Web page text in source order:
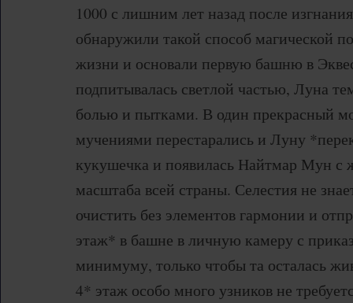
1000 с лишним лет назад после
обнаружили такой способ магической
жизни и основали первую башню в
подпитывалась светлой частью, Луна
болью и пытками. В один прекрасный
мучениями перестарались и Луну
кукушечка и появилась Найтмар Мун с
масштаба всей страны. Селестия не
очистить без элементов гармонии и
этаж* в башне в личную камеру с
минимуму, только чтобы та осталась
4* этаж особо много узников не